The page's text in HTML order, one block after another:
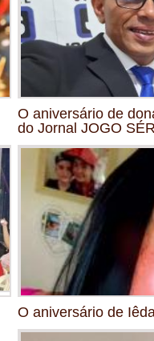
O aniversário de
do Jornal JOGO
O aniversário de